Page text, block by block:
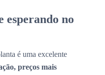
esperando no
é uma excelente
preços mais